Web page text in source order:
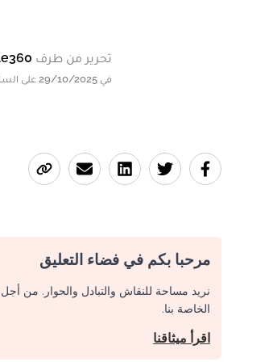
تحرير من طرف
في 29/10/2025 على الساعة 07:30
مرحبا بكم في فضاء التعليق
نريد مساحة للنقاش والتبادل والحوار. من
الخاصة بنا.
اقرأ ميثاقنا